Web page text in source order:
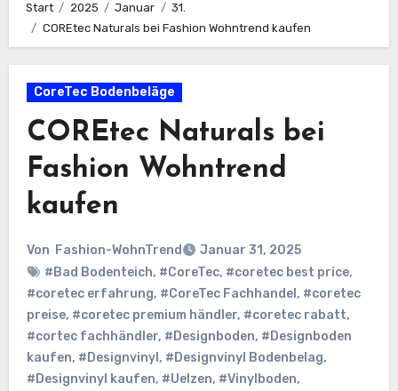
Start 2025 Januar
31.
COREtec Naturals bei Fashion Wohntrend kaufen
CoreTec Bodenbeläge
COREtec Naturals bei
Fashion Wohntrend
kaufen
Von Fashion-WohnTrend
Januar 31, 2025
#Bad Bodenteich, #CoreTec, #coretec best price,
#coretec erfahrung, #CoreTec Fachhandel , #coretec
preise, #coretec premium händler, #coretec rabatt,
#cortec fachhändler, #Designboden, #Designboden
kaufen, #Designvinyl , #Designvinyl Bodenbelag,
#Designvinyl kaufen, #Uelzen, #Vinylboden,